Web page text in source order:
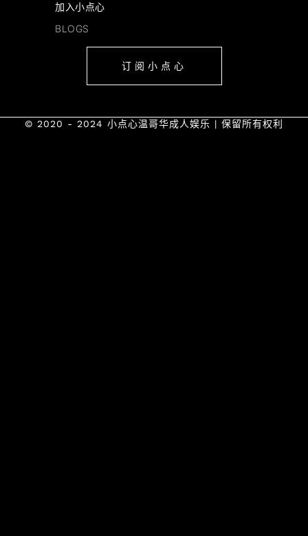
加入小点心
BLOGS
订阅小点心
© 2020 - 2024 小点心温哥华成人娱乐 | 保留所有权利